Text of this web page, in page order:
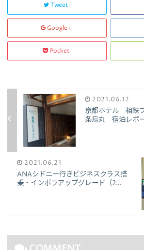
Tweet
Google+
Pocket
2021.06.12
京都ホテル 相鉄
条烏丸 宿泊レポ
2021.06.21
ANAシドニー行きビジネスクラス搭
乗・インボラアップグレード（2...